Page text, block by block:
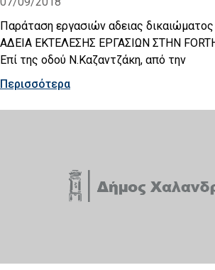
Παράταση εργασιών αδειας
ΑΔΕΙΑ ΕΚΤΕΛΕΣΗΣ ΕΡΓΑΣΙΩΝ ΣΤΗΝ
Επί της οδού Ν.Καζαντζάκη, από την
Περισσότερα